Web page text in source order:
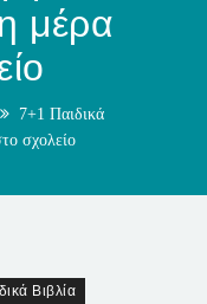
μέρα
7+1 Παιδικά
σχολείο
Βιβλία